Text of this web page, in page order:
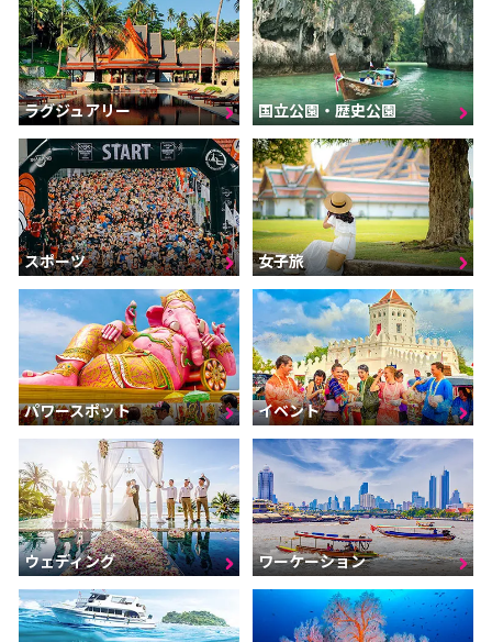
ラグジュアリー 国立公園・歴史公園
スポーツ 女子旅
パワースポット イベント
ウェディング ワーケーション